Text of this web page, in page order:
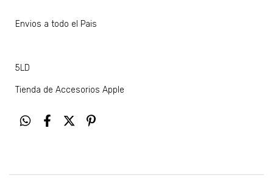
Envios a todo el Pais
5LD
Tienda de Accesorios Apple